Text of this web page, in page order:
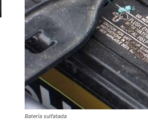
Batería sulfatada